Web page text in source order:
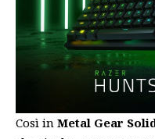
Così in Metal Gear